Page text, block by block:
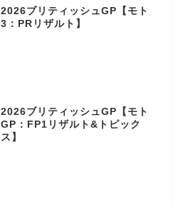
2026ブリティッシュGP【モト
3：PRリザルト】
2026ブリティッシュGP【モト
GP：FP1リザルト&トピック
ス】